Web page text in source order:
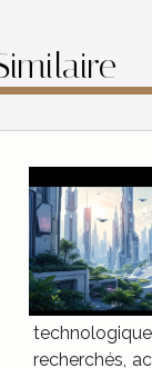
recherchés,